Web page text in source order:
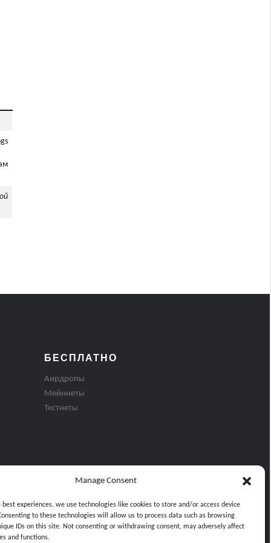
Manage Consent
best experiences, we use technologies like cookies to store and/or access device
to these technologies will allow us to process data such as browsing
IDs on this site. Not consenting or withdrawing consent, may adversely affect
and functions.
БЕСПЛАТНО
Аирдропы
Мейннеты
Тестнеты